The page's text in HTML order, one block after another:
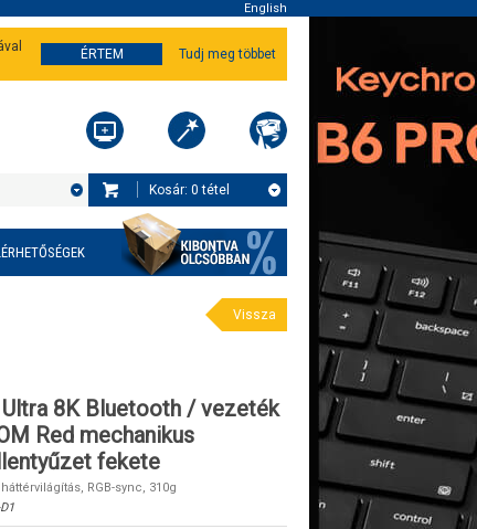
English
ÉRTEM Tudj meg többet
Kosár: 0 tétel
Vissza
8K Bluetooth / vezeték
Red mechanikus
fekete
RGB-sync, 310g